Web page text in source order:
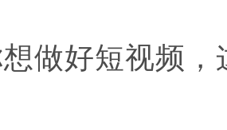
做好短视频